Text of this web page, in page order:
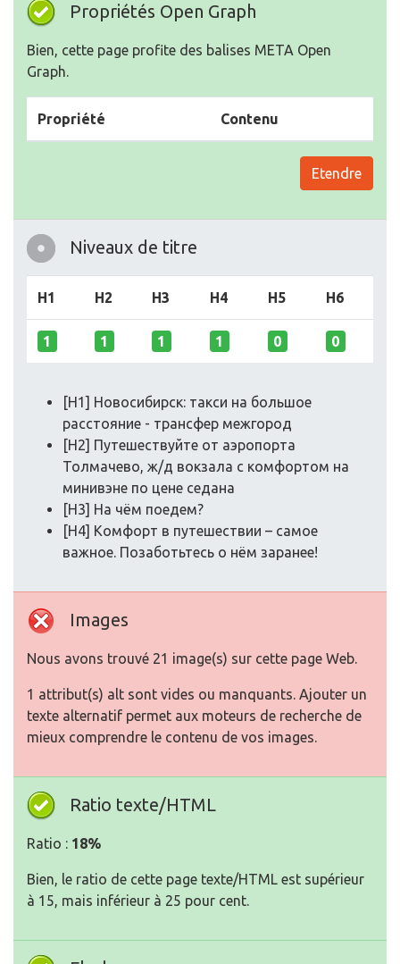
Propriétés Open Graph
Bien, cette page profite des balises META Open
Graph.
Propriété Contenu
Etendre
Niveaux de titre
H1 H2 H3 H4 H5 H6
1 1 1 1 0 0
[H1] Новосибирск: такси на большое
расстояние - трансфер межгород
[H2] Путешествуйте от аэропорта
Толмачево, ж/д вокзала с комфортом на
минивэне по цене седана
[H3] На чём поедем?
[H4] Комфорт в путешествии – самое
важное. Позаботьтесь о нём заранее!
Images
Nous avons trouvé 21 image(s) sur cette page Web.
1 attribut(s) alt sont vides ou manquants. Ajouter un
texte alternatif permet aux moteurs de recherche de
mieux comprendre le contenu de vos images.
Ratio texte/HTML
Ratio : 18%
Bien, le ratio de cette page texte/HTML est supérieur
à 15, mais inférieur à 25 pour cent.